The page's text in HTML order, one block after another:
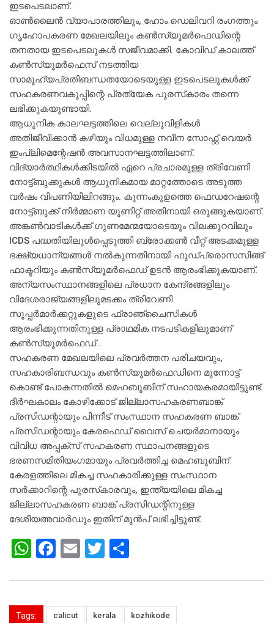
ഇടപെടലാണ്.
ഓണ്‍ലൈന്‍ വ്യാപാരത്തിലും, ഹോം ഡെലിവറി രംഗത്തും
ഗൃഹോപകരണ മേഖലയിലും കണ്‍സ്യൂമര്‍ഫെഡിന്റെ
തനതായ ഇടപെടലുകള്‍ സജീവമാക്കി. കോവിഡ് കാലത്ത്
കണ്‍സ്യൂമര്‍ഫെസ് നടത്തിയ
സാമൂഹ്യപ്രതിബന്ധതയോടെയുള്ള ഇടപെടലുകള്‍ക്ക്
സഹകരണവകുപ്പിന്റെ പ്രത്യേക പുരസ്‌കാരം തന്നെ
ലഭിക്കുകയുണ്ടായി.
ആധുനിക കാലഘട്ടത്തിലെ വെല്ലുവിളികള്‍
അതിജീവിക്കാന്‍ കഴിയും വിധമുള്ള നവീന സോഫ്റ്റ് വെയര്‍
ഇംപ്ലിമെന്റേഷന്‍ അവസാനഘട്ടത്തിലാണ്.
വിദ്യാര്‍ത്ഥികള്‍ക്കിടയില്‍ ഏറെ പ്രചാരമുള്ള ത്രിവേണി
നോട്ട്ബുക്കുകള്‍ ആധുനികമായ മാറ്റത്തോടെ അടുത്ത
വര്‍ഷം വിപണിയിലിറങ്ങും. കുന്നംകുളത്തെ ഫെഡറേഷന്റെ
നോട്ട്ബുക്ക് നിര്‍മ്മാണ യൂണിറ്റ് അതിനായി ഒരുങ്ങുകയാണ്.
അങ്കണ്‍വാടികള്‍ക്ക് ഗുണമേന്മയോടെയും വിലക്കുറവിലും
ICDS പദ്ധതിയിലുള്‍പ്പെടുത്തി ബ്രോക്കണ്‍ വീറ്റ് അടക്കമുള്ള
ഭക്ഷ്യധാന്യങ്ങള്‍ നല്‍കുന്നതിനായി ഫുഡ്‌പ്രൊസസിങ്ങ്
ഫാക്ടറിയും കണ്‍സ്യൂമര്‍ഫെഡ് ഉടന്‍ ആരംഭിക്കുകയാണ്.
അന്യസംസ്ഥാനങ്ങളിലെ പ്രധാന കേന്ദ്രങ്ങളിലും
വിദേശരാജ്യങ്ങളിലുമടക്കം ത്രിവേണി
സൂപ്പര്‍മാര്‍ക്കറ്റുകളുടെ ഫ്രാഞ്ചൈസികള്‍
ആരംഭിക്കുന്നതിനുള്ള പ്രാഥമിക നടപടികളിലുമാണ്
കണ്‍സ്യൂമര്‍ഫെഡ് .
സഹകരണ മേഖലയിലെ പ്രവര്‍ത്തന പരിചയവും,
സഹകാരിബന്ധവും കണ്‍സ്യൂമര്‍ഫെഡിനെ മുന്നോട്ട്
കൊണ്ട് പോകന്നതില്‍ മെഹബൂബിന് സഹായകരമായിട്ടുണ്ട്.
ദീര്‍ഘകാലം കോഴിക്കോട് ജില്ലാസഹകരണബാങ്ക്
പ്രസിഡന്റായും പിന്നീട് സംസ്ഥാന സഹകരണ ബാങ്ക്
പ്രസിഡന്റായും കേരഫെഡ് വൈസ് ചെയര്‍മാനായും
വിവിധ അപ്പക്‌സ് സഹകരണ സ്ഥാപനങ്ങളുടെ
ഭരണസമിതിയംഗമായും പ്രവര്‍ത്തിച്ച മെഹബൂബിന്
കേരളത്തിലെ മികച്ച സഹകാരിക്കുള്ള സംസ്ഥാന
സര്‍ക്കാറിന്റെ പുരസ്‌കാരവും, ഇന്ത്യയിലെ മികച്ച
ജില്ലാസഹകരണ ബാങ്ക് പ്രസിഡന്റിനുള്ള
ദേശീയഅവാര്‍ഡും ഇതിന് മുന്‍പ് ലഭിച്ചിട്ടുണ്ട്.
W
at
s
F
c
e
E
ai
l
T
tt
er
ar
e
Tags: calicut kerala kozhikode